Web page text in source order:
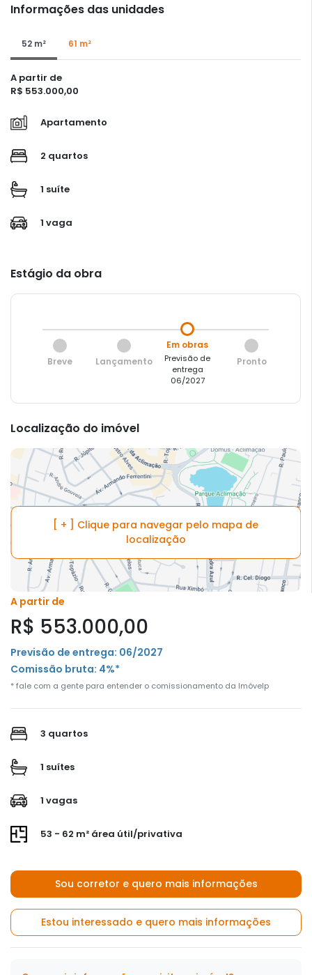
Informações das unidades
52 m² 61 m²
A partir de
R$ 553.000,00
Apartamento
2 quartos
1 suíte
1 vaga
Estágio da obra
Breve Lançamento
Em obras
Previsão de
entrega
06/2027
Pronto
Localização do imóvel
[ + ] Clique para navegar pelo mapa de
localização
A partir de
R$ 553.000,00
Previsão de entrega: 06/2027
Comissão bruta: 4%*
* fale com a gente para entender o comissionamento da Imóvelp
3 quartos
1 suítes
1 vagas
53 - 62 m² área útil/privativa
Sou corretor e quero mais informações
Estou interessado e quero mais informações